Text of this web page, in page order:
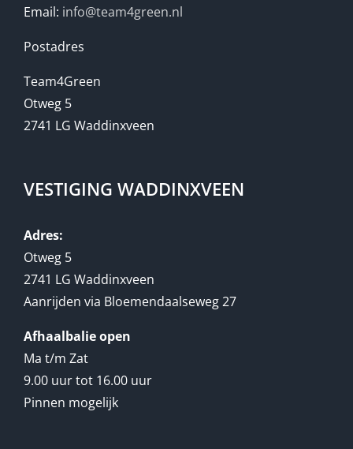
Email: info@team4green.nl
Postadres
Team4Green
Otweg 5
2741 LG Waddinxveen
VESTIGING WADDINXVEEN
Adres:
Otweg 5
2741 LG Waddinxveen
Aanrijden via Bloemendaalseweg 27
Afhaalbalie open
Ma t/m Zat
9.00 uur tot 16.00 uur
Pinnen mogelijk